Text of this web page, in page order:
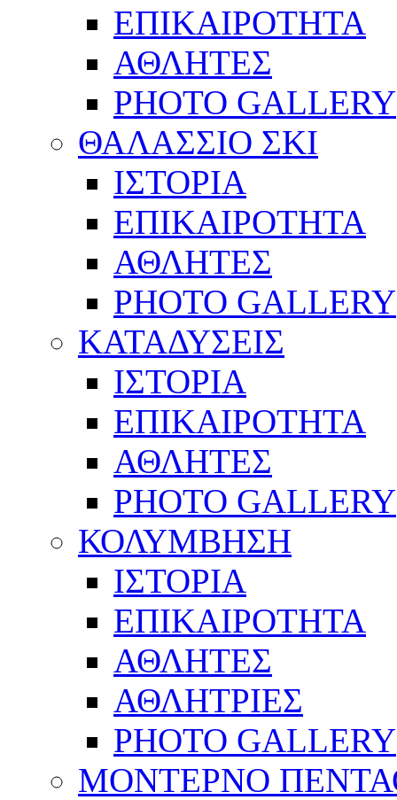
ΕΠΙΚΑΙΡΟΤΗΤΑ
ΑΘΛΗΤΕΣ
PHOTO GALLERY
ΘΑΛΑΣΣΙΟ ΣΚΙ
ΙΣΤΟΡΙΑ
ΕΠΙΚΑΙΡΟΤΗΤΑ
ΑΘΛΗΤΕΣ
PHOTO GALLERY
ΚΑΤΑΔΥΣΕΙΣ
ΙΣΤΟΡΙΑ
ΕΠΙΚΑΙΡΟΤΗΤΑ
ΑΘΛΗΤΕΣ
PHOTO GALLERY
ΚΟΛΥΜΒΗΣΗ
ΙΣΤΟΡΙΑ
ΕΠΙΚΑΙΡΟΤΗΤΑ
ΑΘΛΗΤΕΣ
ΑΘΛΗΤΡΙΕΣ
PHOTO GALLERY
ΜΟΝΤΕΡΝΟ